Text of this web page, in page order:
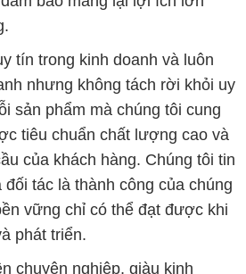
tiêu chuẩn chất lượng cao và
của khách hàng. Chúng tôi tin
tác là thành công của chúng
vững chỉ có thể đạt được khi
phát triển.
chuyên nghiệp, giàu kinh
tôi có khả năng đáp ứng
chất của khách hàng từ các
sản xuất khác nhau. Quý
tưởng vào sự tư vấn chuyên